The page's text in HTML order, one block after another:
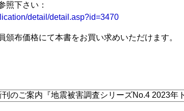
照下さい：
detail/detail.asp?id=3470
頒布価格にて本書をお買い求めいただけます。